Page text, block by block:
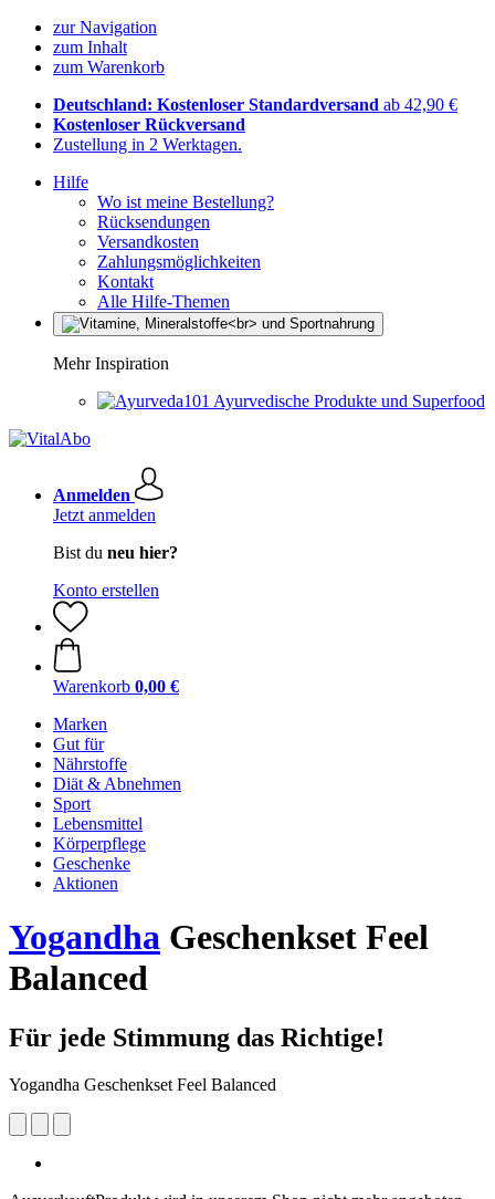
zur Navigation
zum Inhalt
zum Warenkorb
Deutschland: Kostenloser Standardversand ab 42,90 €
Kostenloser Rückversand
Zustellung in 2 Werktagen.
Hilfe
Wo ist meine Bestellung?
Rücksendungen
Versandkosten
Zahlungsmöglichkeiten
Kontakt
Alle Hilfe-Themen
Mehr Inspiration
Ayurvedische Produkte und Superfood
Anmelden
Jetzt anmelden
Bist du neu hier?
Konto erstellen
Warenkorb 0,00 €
Marken
Gut für
Nährstoffe
Diät & Abnehmen
Sport
Lebensmittel
Körperpflege
Geschenke
Aktionen
Yogandha Geschenkset Feel
Balanced
Für jede Stimmung das Richtige!
Yogandha Geschenkset Feel Balanced